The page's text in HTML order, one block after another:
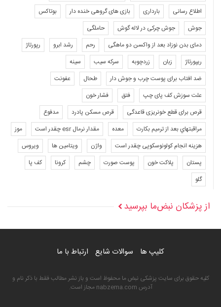
اطلاع رسانی
بارداری بازی های گروهی خنده دار
بوتاکس
جوش
جوش چرکی در لاله گوش
حاملگی
دمای بدن نوزاد بعد از واکسن دو ماهگی
رحم رشد ابرو
رپورتاژ
ریپورتاژ
زبان زردچوبه سرکه سیب
سینه
ضد افتاب برای پوست چرب و جوش دار
طحال
عفونت
علت سوزش کف پای چپ
فتق
فشار خون
قرص برای قطع خونریزی قاعدگی
قرص مسکن پادرد
مدفوع
مراقبتهاي بعد از ترميم بكارت
معده مقدار نرمال esr چقدر است
موز
هزینه انجام کولونوسکوپی چقدر است
واژن ویتامین ها
ویروس
پستان
پلاکت خون پوست صورت چشم کرونا
کف پا
گلو
از پزشکان نبض‌ما بپرسید
کلیپ ها سوالات شایع ارتباط با ما
کلیه حقوق برای سایت پزشکی نبض ما محفوظ است و باز نشر مطالب فقط با ذکر نام و
آدرس nabzema.com مجاز است.